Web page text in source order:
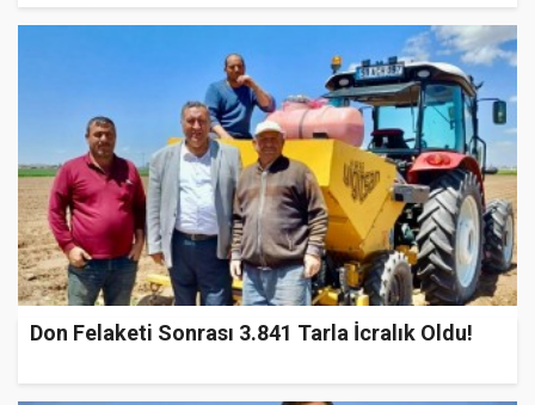
Don Felaketi Sonrası 3.841 Tarla İcralık Oldu!